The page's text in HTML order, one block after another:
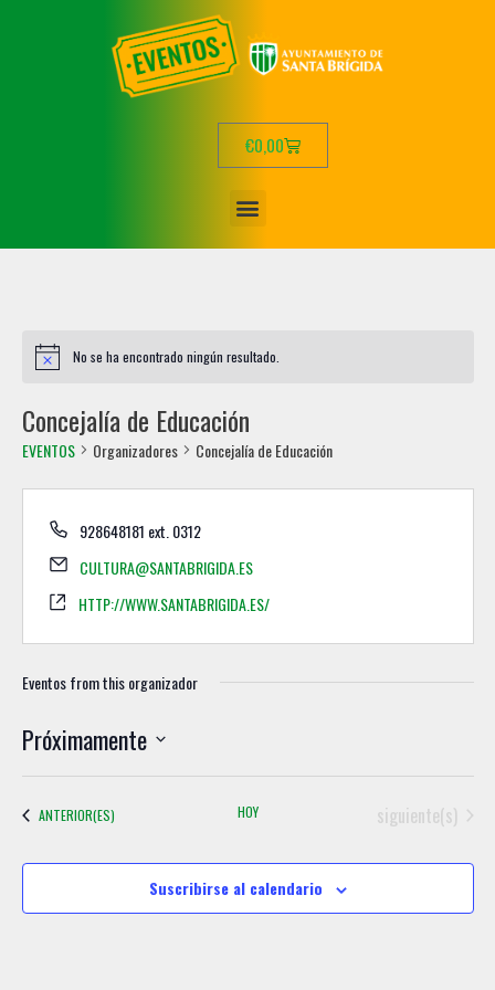
€0,00
No se ha encontrado ningún resultado.
Concejalía de Educación
EVENTOS Organizadores Concejalía de Educación
928648181 ext. 0312
CULTURA@SANTABRIGIDA.ES
HTTP://WWW.SANTABRIGIDA.ES/
Eventos from this organizador
Próximamente
S
l
c
EVENTOS
ANTERIOR(ES) HOY Eventos
siguiente(s)
Suscribirse al calendario